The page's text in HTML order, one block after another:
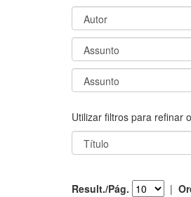
Utilizar filtros para refinar
Result./Pág. |